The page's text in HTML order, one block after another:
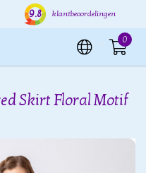
binnen 24 uur
9.8 klantbeoordelingen
0
Skirt Floral Motif